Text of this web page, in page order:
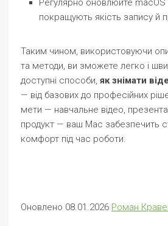
Регулярно оновлюйте macOS
покращують якість запису й
Таким чином, використовуючи
та методи, ви зможете легко і
доступні способи, як знімати
— від базових до професійних
мети — навчальне відео,
продукт — ваш Mac забезпечить
комфорт під час роботи.
Оновлено 08.01.2026 Роман